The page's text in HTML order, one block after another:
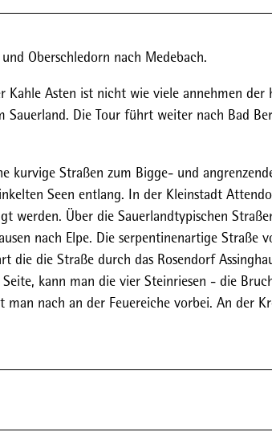
Oberschledorn nach Medebach.
Asten ist nicht wie viele annehmen der
Die Tour führt weiter nach Bad
kurvige Straßen zum Bigge- und
Seen entlang. In der Kleinstadt
werden. Über die Sauerlandtypischen
nach Elpe. Die serpentinenartige Straße
die die Straße durch das Rosendorf
kann man die vier Steinriesen - die
nach an der Feuereiche vorbei. An der